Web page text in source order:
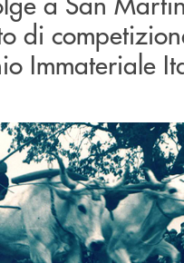
di
Immateriale